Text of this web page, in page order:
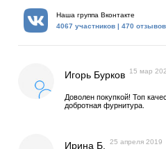
Наша группа Вконтакте
4067 участников | 470 отзывов
Игорь Бурков 15 мар
Доволен покупкой! Топ
добротная фурнитура.
Ирина Б. 25 апреля 2019